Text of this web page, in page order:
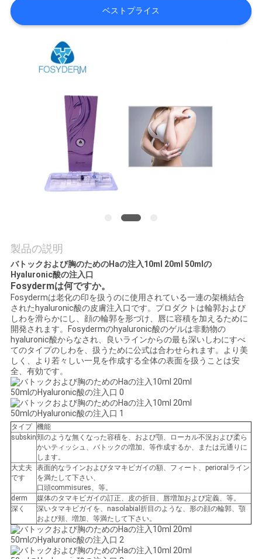
ー
だ
さ
い
ニ
ュ
ー
ス
事
件
引
金
ベストプライス
製品の説明
バトックおよび胸のためのHaの注入10ml 20ml 50mlの
Hyaluronic酸の注入口
Fosydermは何ですか。
Fosydermは老化の印を扱うのに使用されている一連の架橋結合
されたhyaluronic酸の皮膚注入口です。プロダクトは輪郭および
しわを滑らかにし、顔の輪郭を形づけ、唇に容積を加えるために
開発されます。Fosydermのhyaluronic酸のゲルは非動物の
hyaluronic酸からなされ、良いラインからの最も深いしわにすべ
てのタイプのしわを、扱うために公式は合わせられます。より美
しく、より若々しい一見を作成する全体の表面を扱うことは安
全、有効です。
タイプ 機能
subskin頬のような無くなった容積を、および顎、ローカル不況および柔ら
かいティッシュ、バトックの増加、等作成するか、または元通りに
します。
大丈夫
です
表面的なラインおよびタマキビガイの額、フィート、perioralライン
を満たして下さい、
口頭commisures、等。
derm
媒体のタマキビガイの訂正、皮の折目、唇増加および定義、等。
深く
深いタマキビガイを、nasolabial折目のような、形の顔の輪郭、顎
および頬、増加、等満たして下さい。